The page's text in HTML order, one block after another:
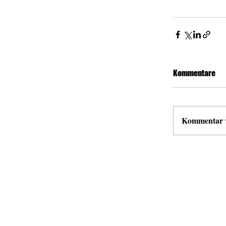
Kommentare
Kommentar